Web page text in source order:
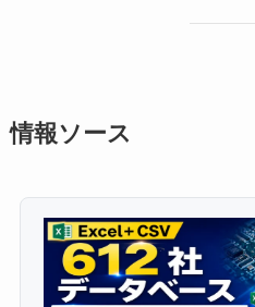
情報ソース